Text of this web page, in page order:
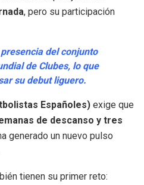
, pero su participación
del conjunto
de Clubes, lo que
su debut liguero.
Españoles) exige que
de descanso y tres
generado un nuevo pulso
tienen su primer reto: